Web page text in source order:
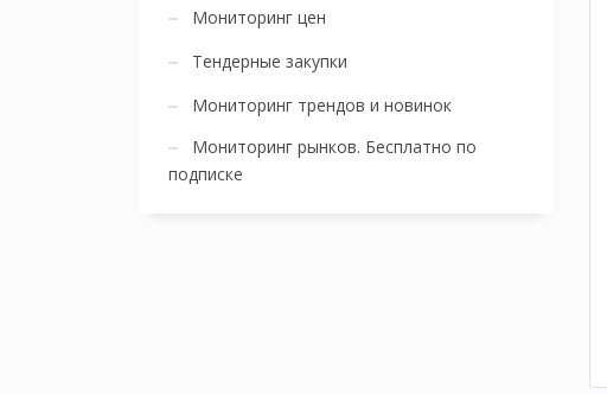
Мониторинг цен
Тендерные закупки
Мониторинг трендов и новинок
Мониторинг рынков. Бесплатно по
подписке